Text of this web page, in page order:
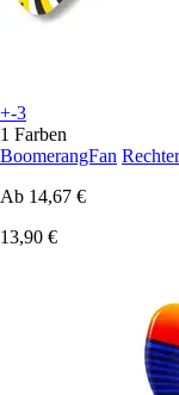
+-3
1 Farben
BoomerangFan
Ab 14,67 €
13,90 €